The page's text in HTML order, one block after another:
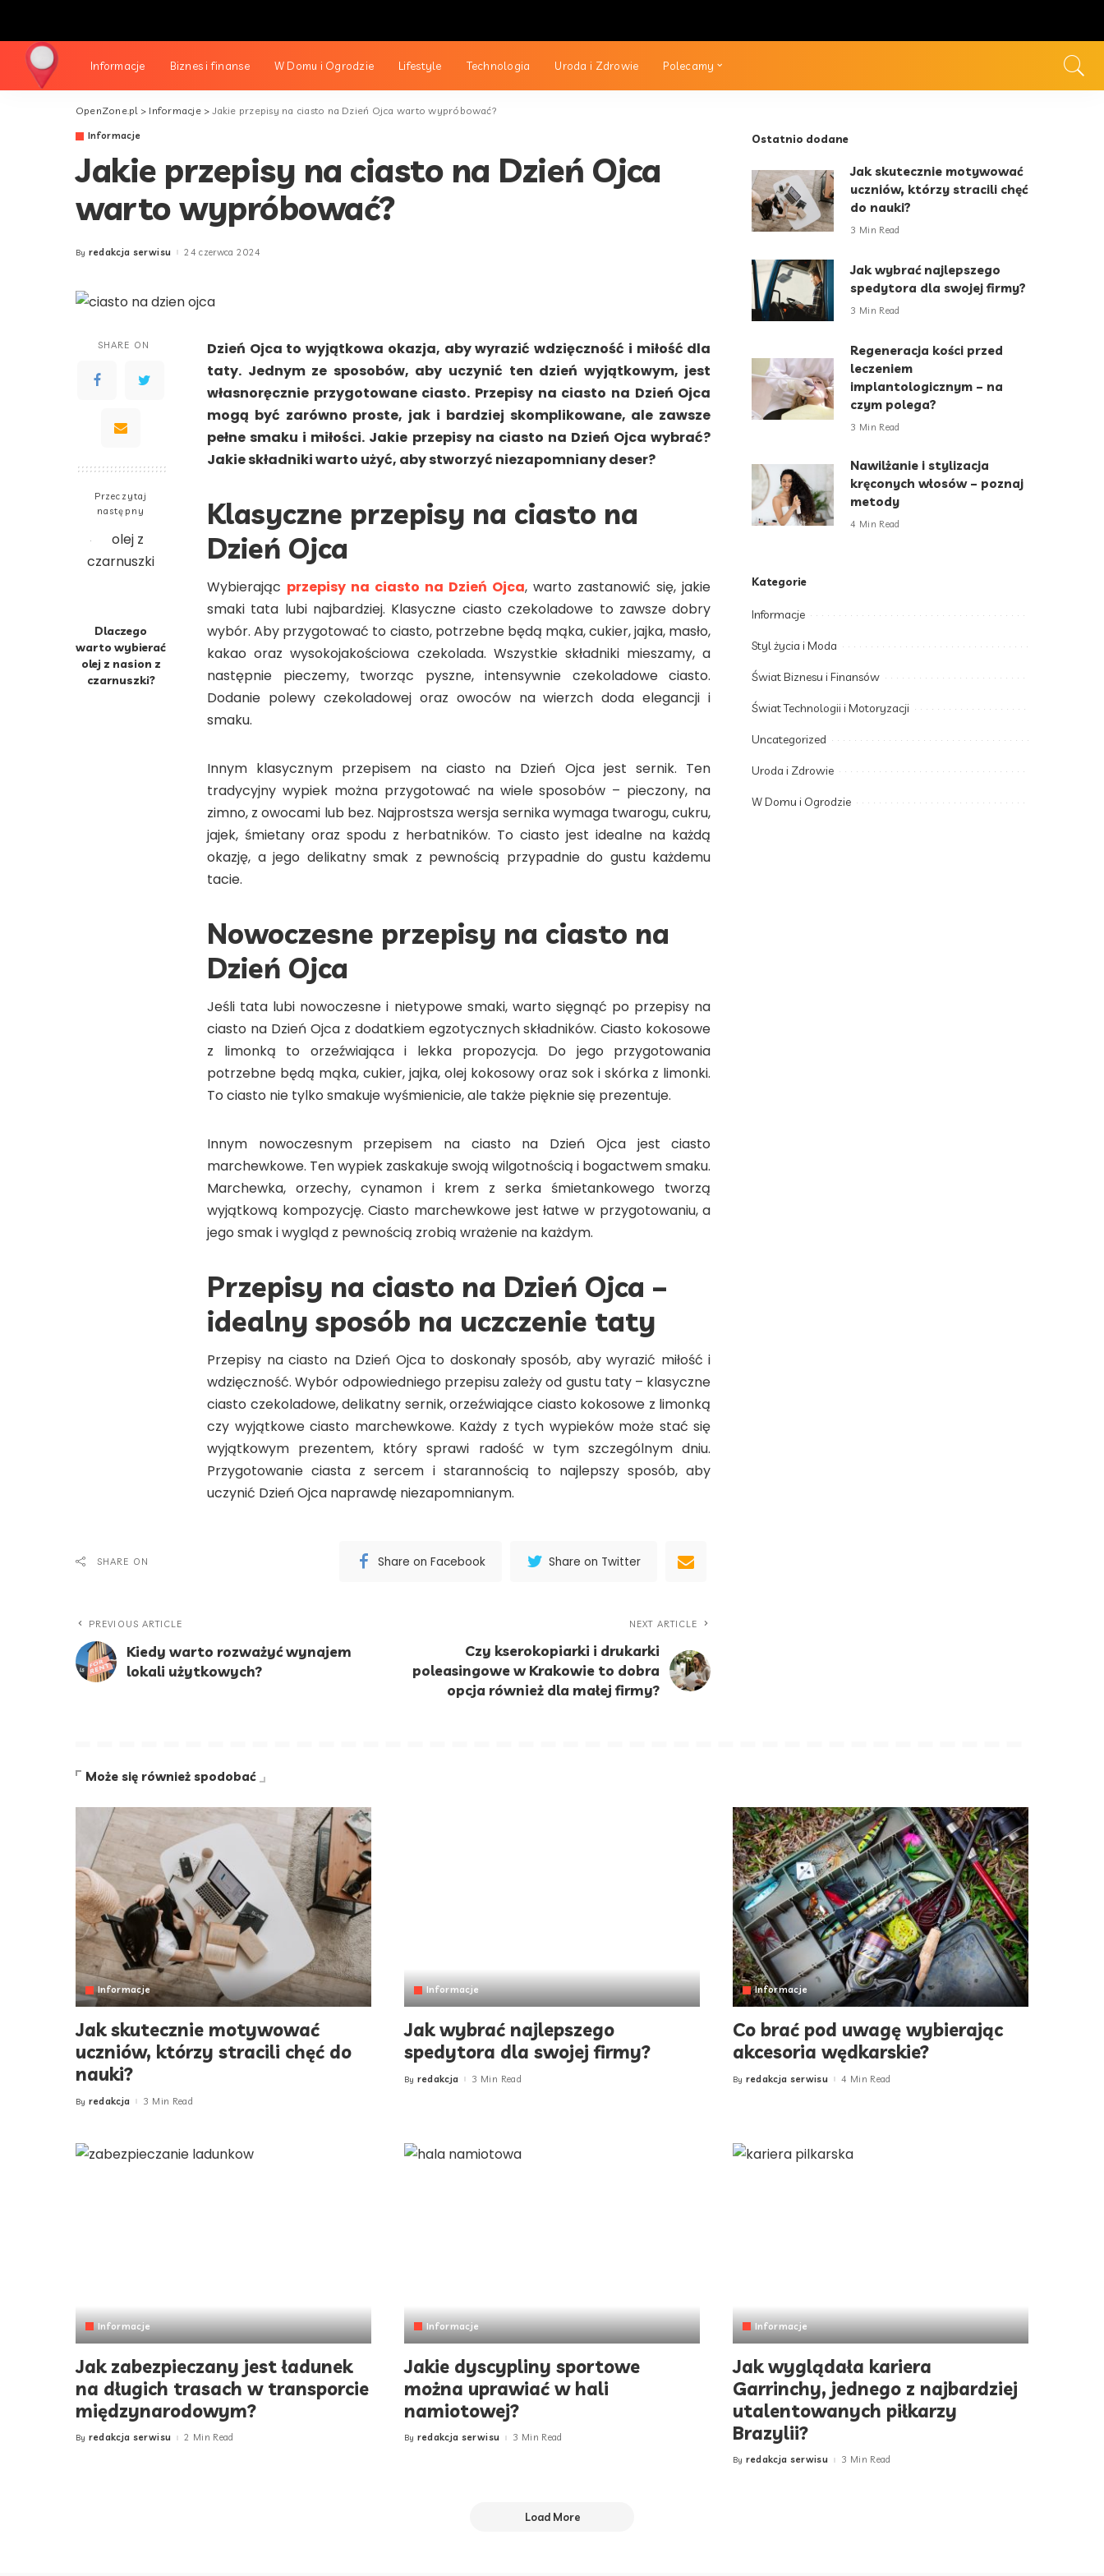
Informacje Biznes i finanse W Domu i Ogrodzie Lifestyle Technologia Uroda i Zdrowie Polecamy
OpenZone.pl> Informacje>Jakie przepisy na ciasto na Dzień Ojca warto wypróbować?
Informacje
Jakie przepisy na ciasto na Dzień Ojca
warto wypróbować?
Posted
By redakcja serwisu 24 czerwca 2024
SHARE ON
Przeczytaj
następny
Dlaczego
warto wybierać
olej z nasion z
czarnuszki?
Dzień Ojca to wyjątkowa okazja, aby wyrazić wdzięczność i miłość dla
taty. Jednym ze sposobów, aby uczynić ten dzień wyjątkowym, jest
własnoręcznie przygotowane ciasto. Przepisy na ciasto na Dzień Ojca
mogą być zarówno proste, jak i bardziej skomplikowane, ale zawsze
pełne smaku i miłości. Jakie przepisy na ciasto na Dzień Ojca wybrać?
Jakie składniki warto użyć, aby stworzyć niezapomniany deser?
Klasyczne przepisy na ciasto na
Dzień Ojca
Wybierając przepisy na ciasto na Dzień Ojca, warto zastanowić się, jakie
smaki tata lubi najbardziej. Klasyczne ciasto czekoladowe to zawsze dobry
wybór. Aby przygotować to ciasto, potrzebne będą mąka, cukier, jajka, masło,
kakao oraz wysokojakościowa czekolada. Wszystkie składniki mieszamy, a
następnie pieczemy, tworząc pyszne, intensywnie czekoladowe ciasto.
Dodanie polewy czekoladowej oraz owoców na wierzch doda elegancji i
smaku.
Innym klasycznym przepisem na ciasto na Dzień Ojca jest sernik. Ten
tradycyjny wypiek można przygotować na wiele sposobów – pieczony, na
zimno, z owocami lub bez. Najprostsza wersja sernika wymaga twarogu, cukru,
jajek, śmietany oraz spodu z herbatników. To ciasto jest idealne na każdą
okazję, a jego delikatny smak z pewnością przypadnie do gustu każdemu
tacie.
Nowoczesne przepisy na ciasto na
Dzień Ojca
Jeśli tata lubi nowoczesne i nietypowe smaki, warto sięgnąć po przepisy na
ciasto na Dzień Ojca z dodatkiem egzotycznych składników. Ciasto kokosowe
z limonką to orzeźwiająca i lekka propozycja. Do jego przygotowania
potrzebne będą mąka, cukier, jajka, olej kokosowy oraz sok i skórka z limonki.
To ciasto nie tylko smakuje wyśmienicie, ale także pięknie się prezentuje.
Innym nowoczesnym przepisem na ciasto na Dzień Ojca jest ciasto
marchewkowe. Ten wypiek zaskakuje swoją wilgotnością i bogactwem smaku.
Marchewka, orzechy, cynamon i krem z serka śmietankowego tworzą
wyjątkową kompozycję. Ciasto marchewkowe jest łatwe w przygotowaniu, a
jego smak i wygląd z pewnością zrobią wrażenie na każdym.
Przepisy na ciasto na Dzień Ojca –
idealny sposób na uczczenie taty
Przepisy na ciasto na Dzień Ojca to doskonały sposób, aby wyrazić miłość i
wdzięczność. Wybór odpowiedniego przepisu zależy od gustu taty – klasyczne
ciasto czekoladowe, delikatny sernik, orzeźwiające ciasto kokosowe z limonką
czy wyjątkowe ciasto marchewkowe. Każdy z tych wypieków może stać się
wyjątkowym prezentem, który sprawi radość w tym szczególnym dniu.
Przygotowanie ciasta z sercem i starannością to najlepszy sposób, aby
uczynić Dzień Ojca naprawdę niezapomnianym.
SHARE ON Share on Facebook Share on Twitter
PREVIOUS ARTICLE
Kiedy warto rozważyć wynajem
lokali użytkowych?
NEXT ARTICLE
Czy kserokopiarki i drukarki
poleasingowe w Krakowie to dobra
opcja również dla małej firmy?
Ostatnio dodane
Jak skutecznie motywować
uczniów, którzy stracili chęć
do nauki?
3 Min Read
Jak wybrać najlepszego
spedytora dla swojej firmy?
3 Min Read
Regeneracja kości przed
leczeniem
implantologicznym – na
czym polega?
3 Min Read
Nawilżanie i stylizacja
kręconych włosów – poznaj
metody
4 Min Read
Kategorie
Informacje
Styl życia i Moda
Świat Biznesu i Finansów
Świat Technologii i Motoryzacji
Uncategorized
Uroda i Zdrowie
W Domu i Ogrodzie
Może się również spodobać
Informacje
Jak skutecznie motywować
uczniów, którzy stracili chęć do
nauki?
Posted
By redakcja 3 Min Read
Informacje
Jak wybrać najlepszego
spedytora dla swojej firmy?
Posted
By redakcja 3 Min Read
Informacje
Co brać pod uwagę wybierając
akcesoria wędkarskie?
Posted
By redakcja serwisu 4 Min Read
Informacje
Jak zabezpieczany jest ładunek
na długich trasach w transporcie
międzynarodowym?
Posted
By redakcja serwisu 2 Min Read
Informacje
Jakie dyscypliny sportowe
można uprawiać w hali
namiotowej?
Posted
By redakcja serwisu 3 Min Read
Informacje
Jak wyglądała kariera
Garrinchy, jednego z najbardziej
utalentowanych piłkarzy
Brazylii?
Posted
By redakcja serwisu 3 Min Read
Load More